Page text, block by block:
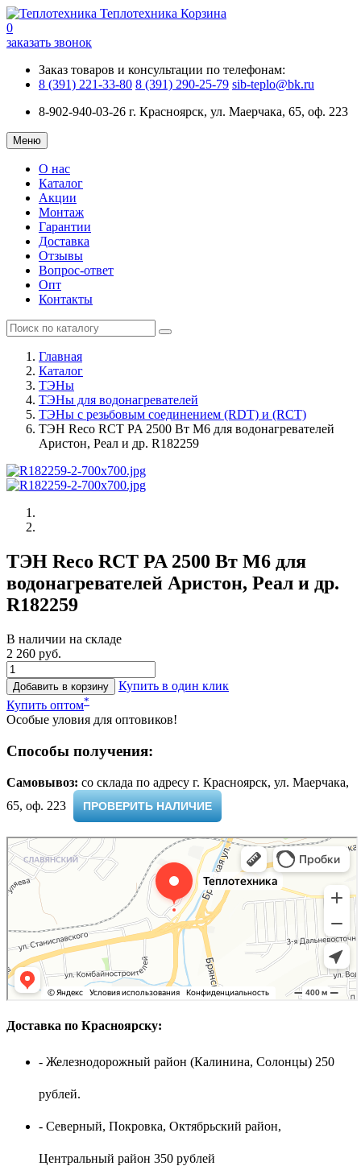
Теплотехника Корзина
0
заказать звонок
Заказ товаров и консультации по телефонам:
8 (391) 221-33-80 8 (391) 290-25-79 sib-teplo@bk.ru
8-902-940-03-26 г. Красноярск, ул. Маерчака, 65, оф. 223
Меню
О нас
Каталог
Акции
Монтаж
Гарантии
Доставка
Отзывы
Вопрос-ответ
Опт
Контакты
Главная
Каталог
ТЭНы
ТЭНы для водонагревателей
ТЭНы с резьбовым соединением (RDT) и (RCT)
ТЭН Reco RCT PA 2500 Вт M6 для водонагревателей
Аристон, Реал и др. R182259
ТЭН Reco RCT PA 2500 Вт M6 для
водонагревателей Аристон, Реал и др.
R182259
В наличии на складе
2 260 руб.
Добавить в корзину
Купить в один клик
Купить оптом*
Особые уловия для оптовиков!
Способы получения:
Самовывоз: cо склада по адресу г. Красноярск, ул. Маерчака,
65, оф. 223 ​
ПРОВЕРИТЬ НАЛИЧИЕ
Доставка по Красноярску:
- Железнодорожный район (Калинина, Солонцы) 250
рублей.
- Северный, Покровка, Октябрьский район,
Центральный район 350 рублей